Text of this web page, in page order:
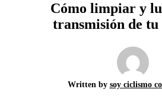
Cómo limpiar y
transmisión de
Written by soy ciclismo